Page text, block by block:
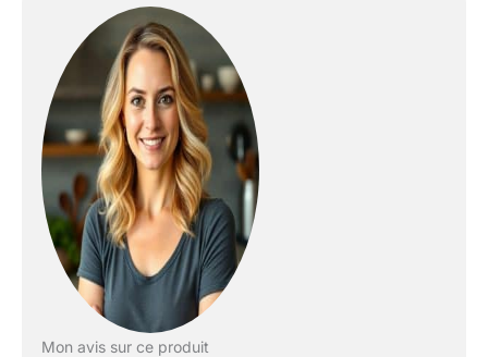
CONFIGURATION
FLEXIBLE : La cuisine
avec 5 meubles bas et 3
meubles hauts peut être
agrandie de manière
flexible. Inclut une façade
pour lave-vaisselle ainsi
que des pieds réglables
en hauteur. DIMENSIONS
: Le meuble de cuisine a
une largeur de 350 cm et
Mon avis sur ce produit